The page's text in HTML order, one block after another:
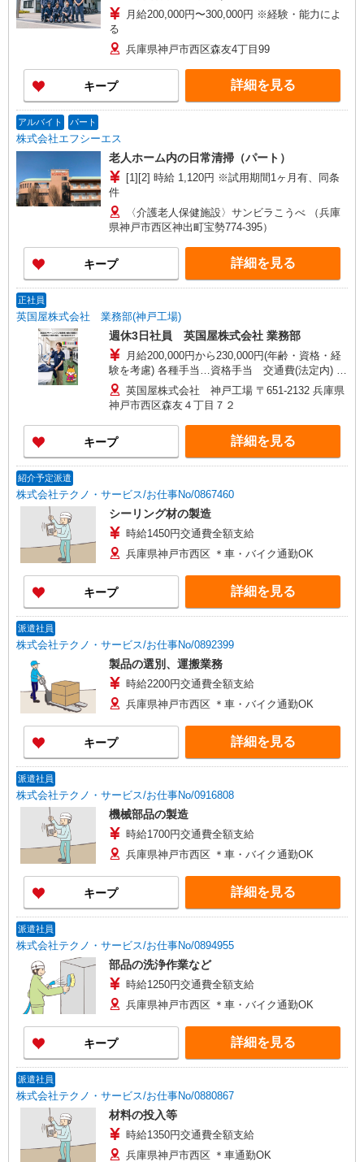
月給200,000円〜300,000円 ※経験・能力によ
る
兵庫県神戸市西区森友4丁目99
キープ 詳細を見る
アルバイト パート
株式会社エフシーエス
老人ホーム内の日常清掃（パート）
[1][2] 時給 1,120円 ※試用期間1ヶ月有、同条
件
〈介護老人保健施設〉サンビラこうべ （兵庫
県神戸市西区神出町宝勢774-395）
キープ 詳細を見る
正社員
英国屋株式会社 業務部(神戸工場)
週休3日社員 英国屋株式会社 業務部
月給200,000円から230,000円(年齢・資格・経
験を考慮) 各種手当…資格手当 交通費(法定内) ※
試用期間あり…2ヶ月
英国屋株式会社 神戸工場 〒651-2132 兵庫県
神戸市西区森友４丁目７２
キープ 詳細を見る
紹介予定派遣
株式会社テクノ・サービス/お仕事No/0867460
シーリング材の製造
時給1450円交通費全額支給
兵庫県神戸市西区 ＊車・バイク通勤OK
キープ 詳細を見る
派遣社員
株式会社テクノ・サービス/お仕事No/0892399
製品の選別、運搬業務
時給2200円交通費全額支給
兵庫県神戸市西区 ＊車・バイク通勤OK
キープ 詳細を見る
派遣社員
株式会社テクノ・サービス/お仕事No/0916808
機械部品の製造
時給1700円交通費全額支給
兵庫県神戸市西区 ＊車・バイク通勤OK
キープ 詳細を見る
派遣社員
株式会社テクノ・サービス/お仕事No/0894955
部品の洗浄作業など
時給1250円交通費全額支給
兵庫県神戸市西区 ＊車・バイク通勤OK
キープ 詳細を見る
派遣社員
株式会社テクノ・サービス/お仕事No/0880867
材料の投入等
時給1350円交通費全額支給
兵庫県神戸市西区 ＊車通勤OK